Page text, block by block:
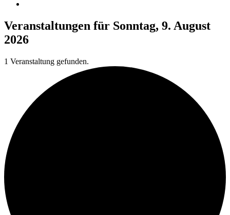
Veranstaltungen für Sonntag, 9. August
2026
1 Veranstaltung gefunden.